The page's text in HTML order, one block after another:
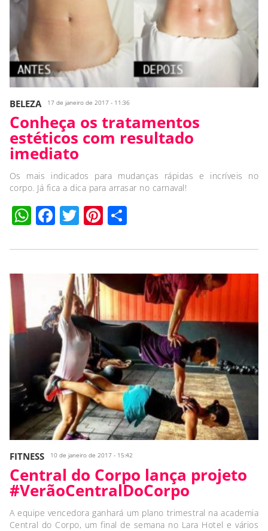
BELEZA 17 de janeiro de 2017 - 11:36
Conheça os tratamentos
estéticos com resultado
imediato
Os mais indicados para mudanças rápidas e incríveis no
corpo. Já fica a dica para arrasar no carnaval!
WhatsApp
Facebook
TwitterPinterest
Compartilhar
FITNESS 10 de janeiro de 2017 - 15:42
Central do Corpo lança projeto
#VerãoCentralDoCorpo
A equipe vencedora ganhará um plano trimestral na academia
Central do Corpo, um final de semana no Lara Hotel e vários